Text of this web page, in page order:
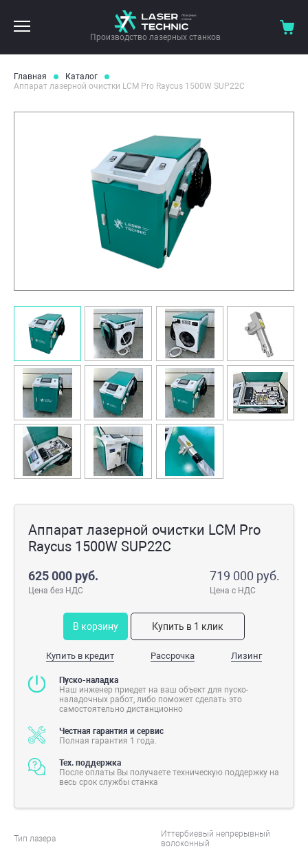
Производство лазерных станков
Главная
Каталог
Аппарат лазерной очистки LCM Pro Raycus 1500W SUP22C
Аппарат лазерной очистки LCM Pro
Raycus 1500W SUP22C
625 000 руб. 719 000 руб.
В корзину Купить в 1 клик
Купить в кредит Рассрочка Лизинг
Пуско-наладка
Наш инженер приедет на ваш объект для пуско-
наладочных работ, либо поможет сделать это
самостоятельно дистанционно
Честная гарантия и сервис
Полная гарантия 1 года.
Тех. поддержка
После оплаты Вы получаете техническую поддержку на
весь срок службы станка
Тип лазера
Иттербиевый непрерывный
волоконный